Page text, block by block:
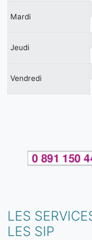
Mardi
Jeudi
Vendredi
LES
LES SIP